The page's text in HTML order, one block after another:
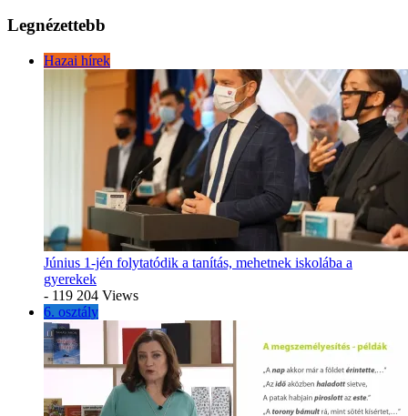
Legnézettebb
Hazai hírek
Június 1-jén folytatódik a tanítás, mehetnek iskolába a
gyerekek
- 119 204 Views
6. osztály